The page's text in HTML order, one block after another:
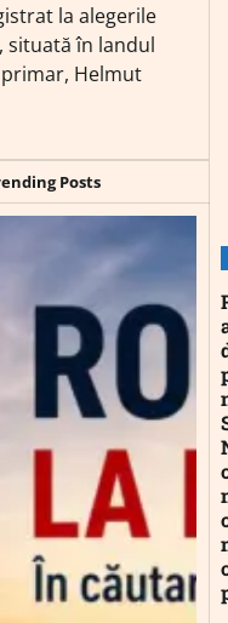
la alegerile
situată în landul
Helmut
Posts